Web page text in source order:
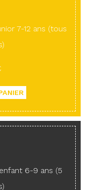
7-12 ans (tous
6-9 ans (5